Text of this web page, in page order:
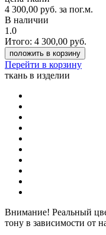
4 300,00 руб. за пог.м.
В наличии
1.0
Итого: 4 300,00 руб.
положить в корзину
Перейти в корзину
ткань в изделии
Внимание! Реальный
тону в зависимости от